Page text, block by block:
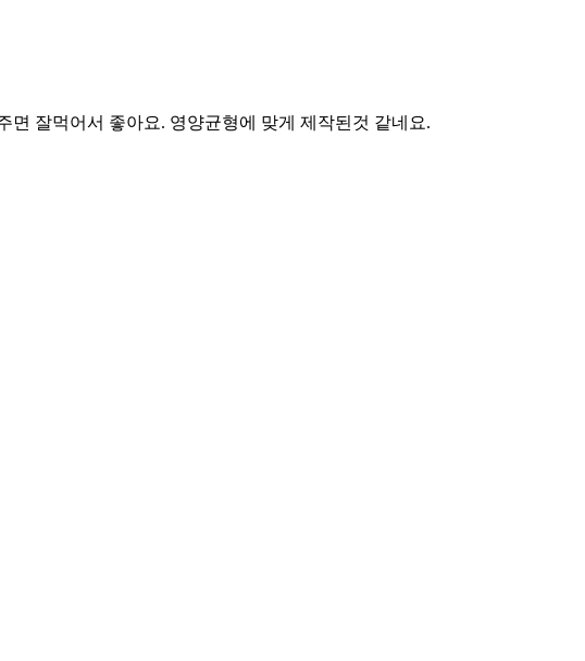
잘먹어서 좋아요. 영양균형에 맞게 제작된것 같네요.